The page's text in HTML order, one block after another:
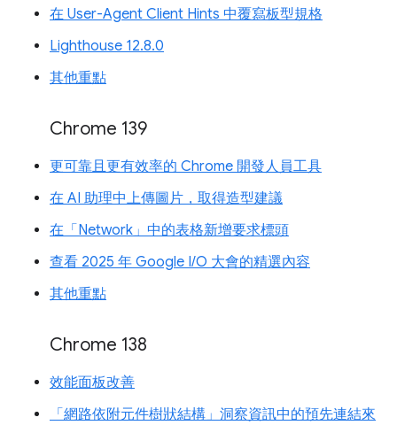
在 User-Agent Client Hints 中覆寫板型規格
Lighthouse 12.8.0
其他重點
Chrome 139
更可靠且更有效率的 Chrome 開發人員工具
在 AI 助理中上傳圖片，取得造型建議
在「Network」中的表格新增要求標頭
查看 2025 年 Google I/O 大會的精選內容
其他重點
Chrome 138
效能面板改善
「網路依附元件樹狀結構」洞察資訊中的預先連結來